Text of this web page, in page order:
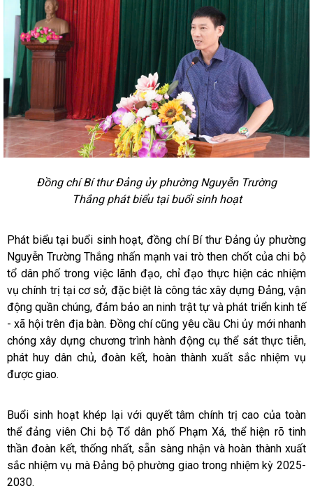
Đồng chí Bí thư Đảng ủy phường Nguyễn Trường
Thắng phát biểu tại buổi sinh hoạt
Phát biểu tại buổi sinh hoạt, đồng chí Bí thư Đảng ủy phường
Nguyễn Trường Thắng nhấn mạnh vai trò then chốt của chi bộ
tổ dân phố trong việc lãnh đạo, chỉ đạo thực hiện các nhiệm
vụ chính trị tại cơ sở, đặc biệt là công tác xây dựng Đảng, vận
động quần chúng, đảm bảo an ninh trật tự và phát triển kinh tế
- xã hội trên địa bàn. Đồng chí cũng yêu cầu Chi ủy mới nhanh
chóng xây dựng chương trình hành động cụ thể sát thực tiễn,
phát huy dân chủ, đoàn kết, hoàn thành xuất sắc nhiệm vụ
được giao.
Buổi sinh hoạt khép lại với quyết tâm chính trị cao của toàn
thể đảng viên Chi bộ Tổ dân phố Phạm Xá, thể hiện rõ tinh
thần đoàn kết, thống nhất, sẵn sàng nhận và hoàn thành xuất
sắc nhiệm vụ mà Đảng bộ phường giao trong nhiệm kỳ 2025-
2030.